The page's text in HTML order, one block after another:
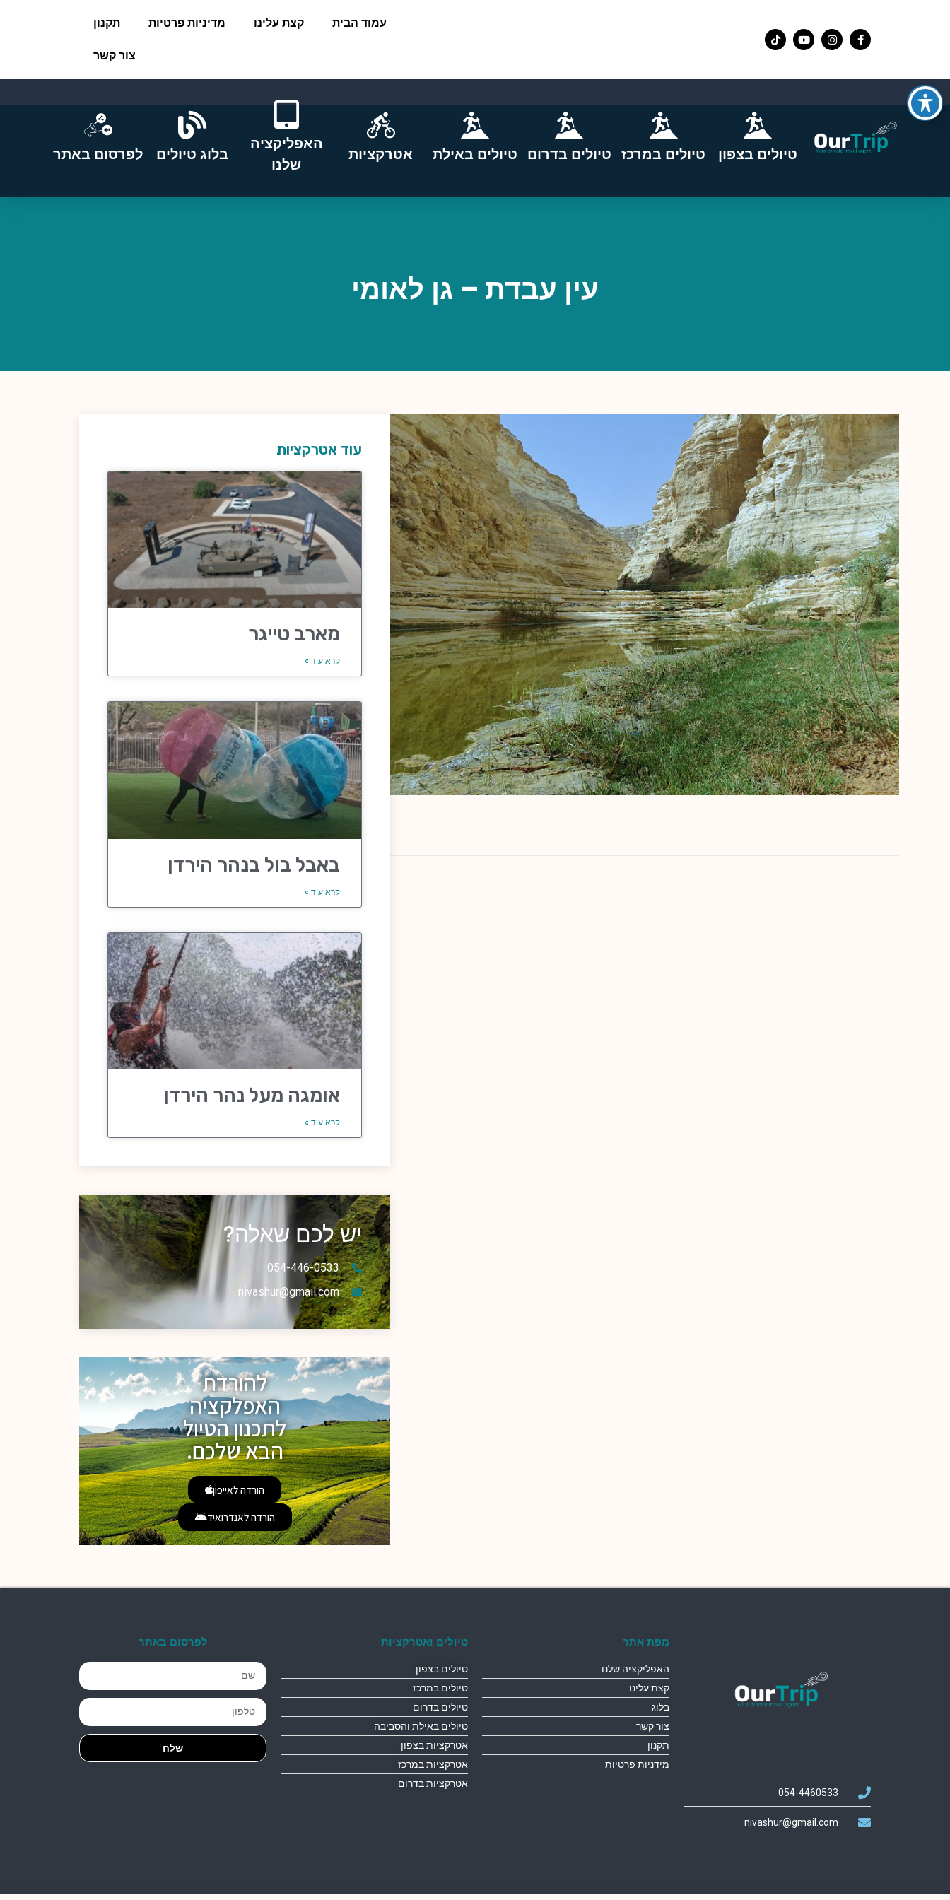
עמוד הבית קצת עלינו מדיניות פרטיות תקנון
צור קשר
טיולים בצפון טיולים במרכז טיולים בדרום טיולים באילת אטרקציות
האפליקציה
שלנו
בלוג טיולים לפרסום באתר
עין עבדת – גן לאומי
עוד אטרקציות
מארב טייגר
קרא עוד »
באבל בול בנהר הירדן
קרא עוד »
אומגה מעל נהר הירדן
קרא עוד »
יש לכם שאלה?
054-446-0533
nivashur@gmail.com
להורדת
האפלקציה
לתכנון הטיול
הבא שלכם.
הורדה לאייפון
הורדה לאנדרואיד
054-4460533
nivashur@gmail.com
מפת אתר
האפליקציה שלנו
קצת עלינו
בלוג
צור קשר
תקנון
מידניות פרטיות
טיולים ואטרקציות
טיולים בצפון
טיולים במרכז
טיולים בדרום
טיולים באילת והסביבה
אטרקציות בצפון
אטרקציות במרכז
אטרקציות בדרום
לפרסום באתר
שלח